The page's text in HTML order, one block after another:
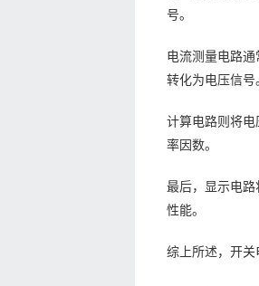
号。
电流测量电路
转化为电压信号
计算电路则将
率因数。
最后，显示电
性能。
综上所述，开关